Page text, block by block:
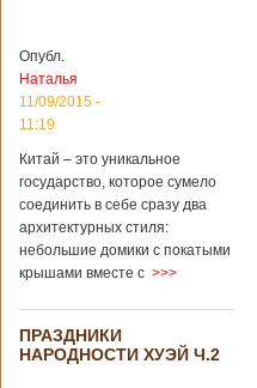
Опубл.
Наталья
11/09/2015 -
11:19
Китай – это уникальное
государство, которое сумело
соединить в себе сразу два
архитектурных стиля:
небольшие домики с покатыми
крышами вместе с >>>
ПРАЗДНИКИ
НАРОДНОСТИ ХУЭЙ Ч.2